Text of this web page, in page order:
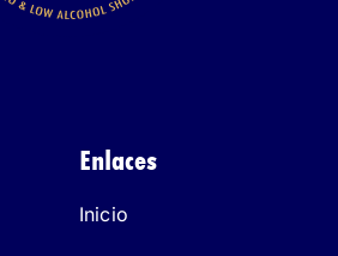
Enlaces
Inicio